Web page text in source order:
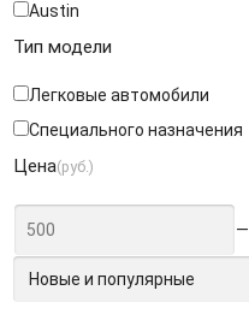
Austin
Тип модели
Легковые автомобили
Специального назначения
Цена(руб.)
—